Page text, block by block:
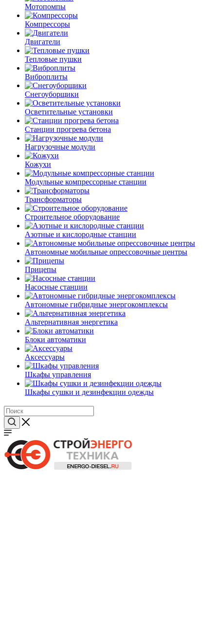
Мотопомпы
Компрессоры
Двигатели
Тепловые пушки
Виброплиты
Снегоуборщики
Осветительные установки
Станции прогрева бетона
Нагрузочные модули
Кожухи
Модульные компрессорные станции
Трансформаторы
Строительное оборудование
Азотные и кислородные станции
Автономные мобильные опрессовочные центры
Прицепы
Насосные станции
Автономные гибридные энергокомплексы
Альтернативная энергетика
Блоки автоматики
Аксессуары
Шкафы управления
Шкафы сушки и дезинфекции одежды